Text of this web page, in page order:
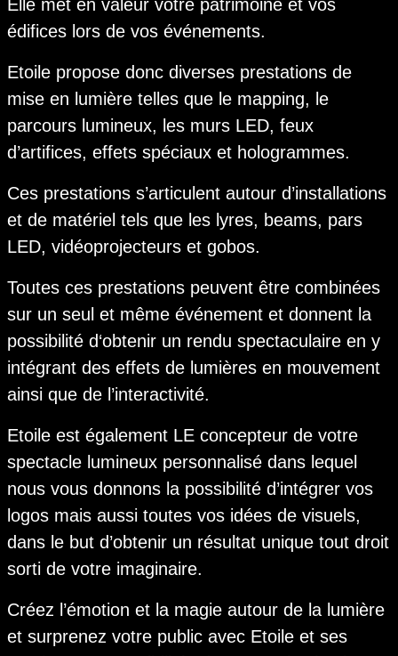
Elle met en valeur votre patrimoine et vos
édifices lors de vos événements.
Etoile propose donc diverses prestations de
mise en lumière telles que le mapping, le
parcours lumineux, les murs LED, feux
d’artifices, effets spéciaux et hologrammes.
Ces prestations s’articulent autour d’installations
et de matériel tels que les lyres, beams, pars
LED, vidéoprojecteurs et gobos.
Toutes ces prestations peuvent être combinées
sur un seul et même événement et donnent la
possibilité d‘obtenir un rendu spectaculaire en y
intégrant des effets de lumières en mouvement
ainsi que de l’interactivité.
Etoile est également LE concepteur de votre
spectacle lumineux personnalisé dans lequel
nous vous donnons la possibilité d’intégrer vos
logos mais aussi toutes vos idées de visuels,
dans le but d’obtenir un résultat unique tout droit
sorti de votre imaginaire.
Créez l’émotion et la magie autour de la lumière
et surprenez votre public avec Etoile et ses